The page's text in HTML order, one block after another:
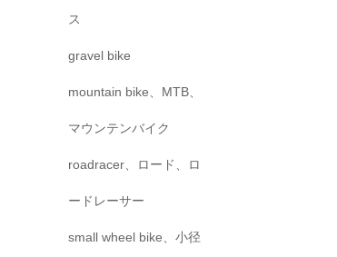
ス
gravel bike
mountain bike、MTB、
マウンテンバイク
roadracer、ロード、ロ
ードレーサー
small wheel bike、小径